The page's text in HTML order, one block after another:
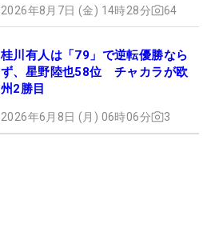
2026年8月7日 (金) 14時28分 64
桂川有人は「79」で逆転優勝なら
ず、星野陸也58位 チャカラが欧
州2勝目
2026年6月8日 (月) 06時06分 3